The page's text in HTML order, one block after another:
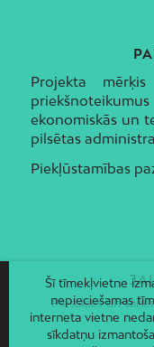
Projekta
ekonomiskās un
pilsētas
Piekļūstamības
Piesakies un
Šī tīmekļvietne
nepieciešamas
interneta vietne
sīkdatņu